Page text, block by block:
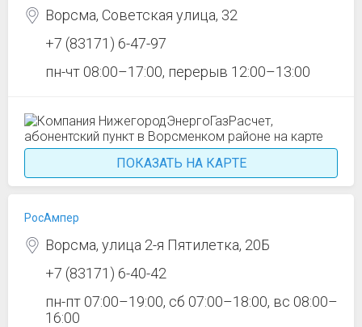
Ворсма, Советская улица, 32
+7 (83171) 6-47-97
пн-чт 08:00–17:00, перерыв 12:00–13:00
ПОКАЗАТЬ НА КАРТЕ
РосАмпер
Ворсма, улица 2-я Пятилетка, 20Б
+7 (83171) 6-40-42
пн-пт 07:00–19:00, сб 07:00–18:00, вс 08:00–
16:00